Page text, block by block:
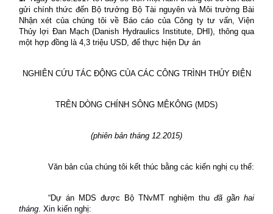
gửi chính thức đến Bộ trưởng Bộ Tài nguyên và Môi trường Bài
Nhận xét của chúng tôi về Báo cáo của Công ty tư vấn, Viện
Thủy lợi Đan Mạch (Danish Hydraulics Institute, DHI), thông qua
một hợp đồng là 4,3 triệu USD, để thực hiện Dự án
NGHIÊN CỨU TÁC ĐỘNG CỦA CÁC CÔNG TRÌNH THỦY ĐIỆN
TRÊN DÒNG CHÍNH SÔNG MÊKÔNG (MDS)
(phiên bản tháng 12.2015)
Văn bản của chúng tôi kết thúc bằng các kiến nghị cụ thể:
“Dự án MDS được Bộ TNvMT nghiệm thu đã gần hai
tháng. Xin kiến nghị: